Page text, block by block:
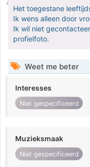
Het toegestane
Ik wens alleen door
Ik wil niet
profielfoto.
Weet me beter
Interesses
Niet gespecificeerd
Muzieksmaak
Niet gespecificeerd